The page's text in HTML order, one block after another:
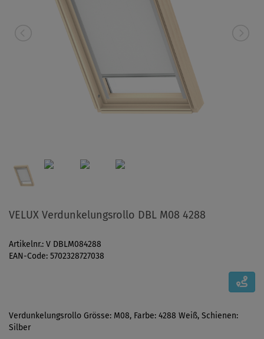
VELUX Verdunkelungsrollo DBL M08 4288
Artikelnr.: V DBLM084288
EAN-Code: 5702328727038
Verdunkelungsrollo Grösse: M08, Farbe: 4288 Weiß, Schienen:
Silber